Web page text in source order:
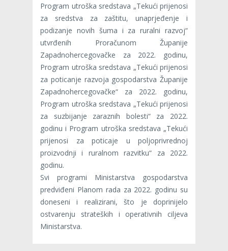
Program utroška sredstava „Tekući prijenosi
za sredstva za zaštitu, unaprjeđenje i
podizanje novih šuma i za ruralni razvoj“
utvrđenih Proračunom Županije
Zapadnohercegovačke za 2022. godinu,
Program utroška sredstava „Tekući prijenosi
za poticanje razvoja gospodarstva Županije
Zapadnohercegovačke“ za 2022. godinu,
Program utroška sredstava „Tekući prijenosi
za suzbijanje zaraznih bolesti“ za 2022.
godinu i Program utroška sredstava „Tekući
prijenosi za poticaje u poljoprivrednoj
proizvodnji i ruralnom razvitku“ za 2022.
godinu.
Svi programi Ministarstva gospodarstva
predviđeni Planom rada za 2022. godinu su
doneseni i realizirani, što je doprinijelo
ostvarenju strateških i operativnih ciljeva
Ministarstva.